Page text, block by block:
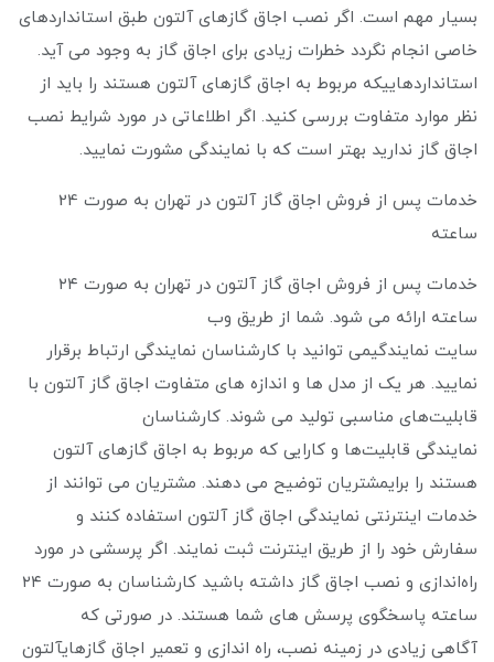
بسیار مهم است. اگر نصب اجاق گازهای آلتون طبق استانداردهای
خاصی انجام نگردد خطرات زیادی برای اجاق گاز به وجود می ‌آید.
استانداردهاییکه مربوط به اجاق گازهای آلتون هستند را باید از
نظر موارد متفاوت بررسی کنید. اگر اطلاعاتی در مورد شرایط نصب
اجاق گاز ندارید بهتر است که با نمایندگی مشورت نمایید.
خدمات پس از فروش اجاق گاز آلتون در تهران به صورت 24
ساعته
خدمات پس از فروش اجاق گاز آلتون در تهران به صورت ۲۴
ساعته ارائه می‌ شود. شما از طریق وب
سایت نمایندگیمی ‌توانید با کارشناسان نمایندگی ارتباط برقرار
نمایید. هر یک از مدل ‌ها و اندازه‌ های متفاوت اجاق گاز آلتون با
قابلیت‌های مناسبی تولید می‌ شوند. کارشناسان
نمایندگی قابلیت‌ها و کارایی که مربوط به اجاق گازهای آلتون
هستند را برایمشتریان توضیح می‌ دهند. مشتریان می‌ توانند از
خدمات اینترنتی نمایندگی اجاق گاز آلتون استفاده کنند و
سفارش خود را از طریق اینترنت ثبت نمایند. اگر پرسشی در مورد
راه‌اندازی و نصب اجاق گاز داشته باشید کارشناسان به صورت ۲۴
ساعته پاسخگوی پرسش‌ های شما هستند. در صورتی که
آگاهی زیادی در زمینه نصب، راه ‌اندازی و تعمیر اجاق گازهایآلتون